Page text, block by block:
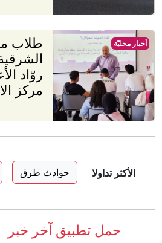
طلاب
روّاد
مركز
أخبار محليّة
الأكثر تداولا حوادث طرق
حمل تطبيق آخر خبر